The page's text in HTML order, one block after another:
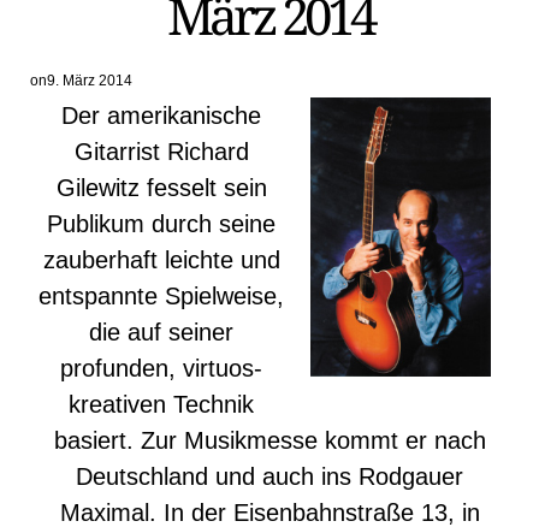
März 2014
on9. März 2014
Der amerikanische
Gitarrist Richard
Gilewitz fesselt sein
Publikum durch seine
zauberhaft leichte und
entspannte Spielweise,
die auf seiner
profunden, virtuos-
kreativen Technik
basiert. Zur Musikmesse kommt er nach
Deutschland und auch ins Rodgauer
Maximal. In der Eisenbahnstraße 13, in